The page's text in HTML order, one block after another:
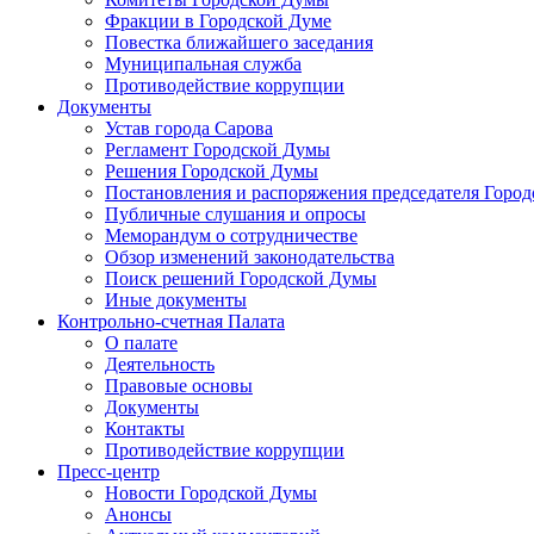
Фракции в Городской Думе
Повестка ближайшего заседания
Муниципальная служба
Противодействие коррупции
Документы
Устав города Сарова
Регламент Городской Думы
Решения Городской Думы
Постановления и распоряжения председателя
Публичные слушания и опросы
Меморандум о сотрудничестве
Обзор изменений законодательства
Поиск решений Городской Думы
Иные документы
Контрольно-счетная Палата
О палате
Деятельность
Правовые основы
Документы
Контакты
Противодействие коррупции
Пресс-центр
Новости Городской Думы
Анонсы